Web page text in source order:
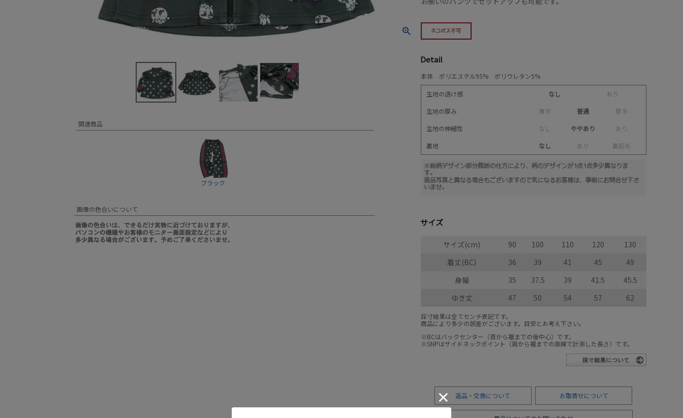
関連商品
ブラック
画像の色合いについて
Detail
本体 ポリエステル95% ポリウレタン5%
生地の透け感 なし あ り
生地の厚み
薄手 普通 厚手
生地の伸縮性
な し ややあり あ り
裏地
なし あ り 裏起毛
サイズ
サイズ(cm) 90 100 110 120
130
着丈(BC)
36 39 41 45
49
身幅
35 37.5 39 41.5
45.5
ゆき丈
47 50 54 57 62
採寸結果は全てセンチ表記です。
商品により多少の誤差がございます。目安とお考え下さい。
※BCはバックセンター（首から裾までの後中心）です。
※SNPはサイドネックポイント（肩から裾までの直線で計測した長さ）です。
返品・交換について お取寄せについて